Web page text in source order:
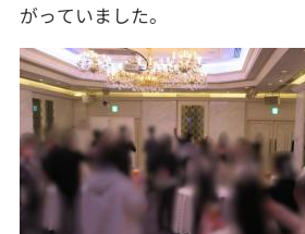
がっていました。